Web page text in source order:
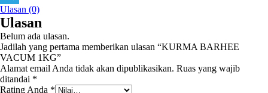
Link
Telegram
Ulasan (0)
Ulasan
Belum ada ulasan.
Jadilah yang pertama memberikan ulasan “KURMA BARHEE
VACUM 1KG”
Alamat email Anda tidak akan dipublikasikan. Ruas yang wajib
ditandai *
Rating Anda *